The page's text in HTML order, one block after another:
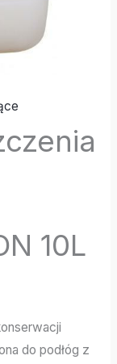
10L
do podłóg z